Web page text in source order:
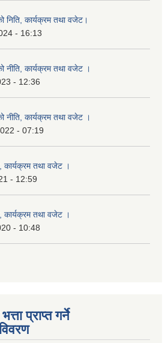
निति, कार्यक्रम तथा वजेट।
- 16:13
नीति, कार्यक्रम तथा वजेट ।
- 12:36
नीति, कार्यक्रम तथा वजेट ।
- 07:19
तथा वजेट ।
- 12:59
तथा वजेट ।
- 10:48
प्राप्त गर्ने